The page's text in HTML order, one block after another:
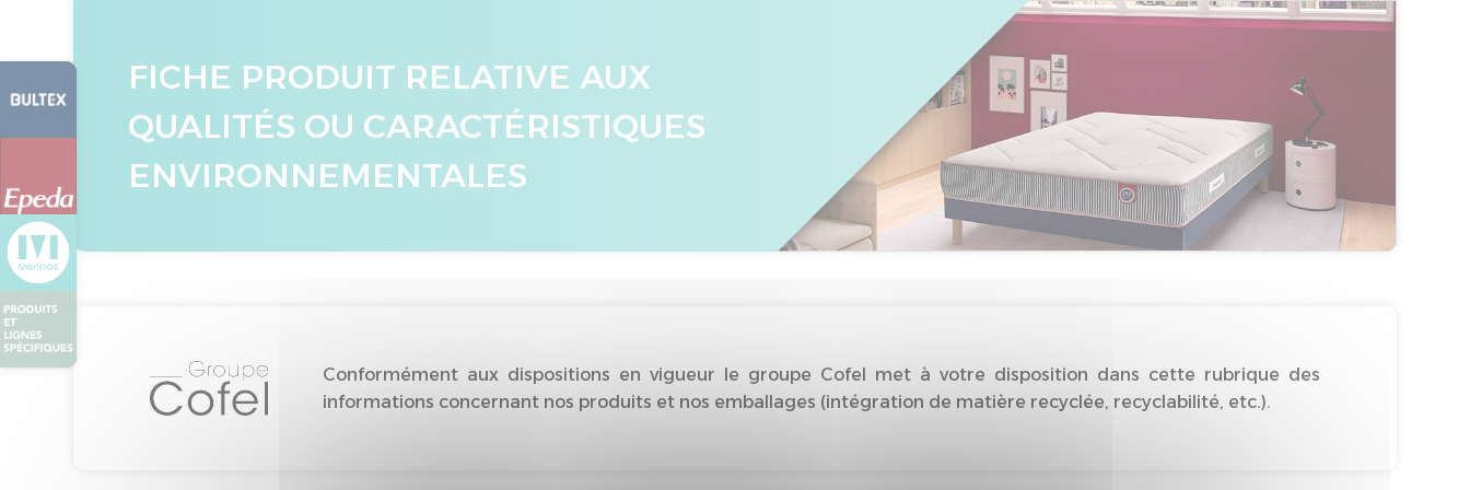
FICHE PRODUIT RELATIVE AUX
QUALITÉS OU CARACTÉRISTIQUES
ENVIRONNEMENTALES
Conformément aux dispositions en vigueur le groupe Cofel met à votre disposition dans cette rubrique des
informations concernant nos produits et nos emballages (intégration de matière recyclée, recyclabilité, etc.).